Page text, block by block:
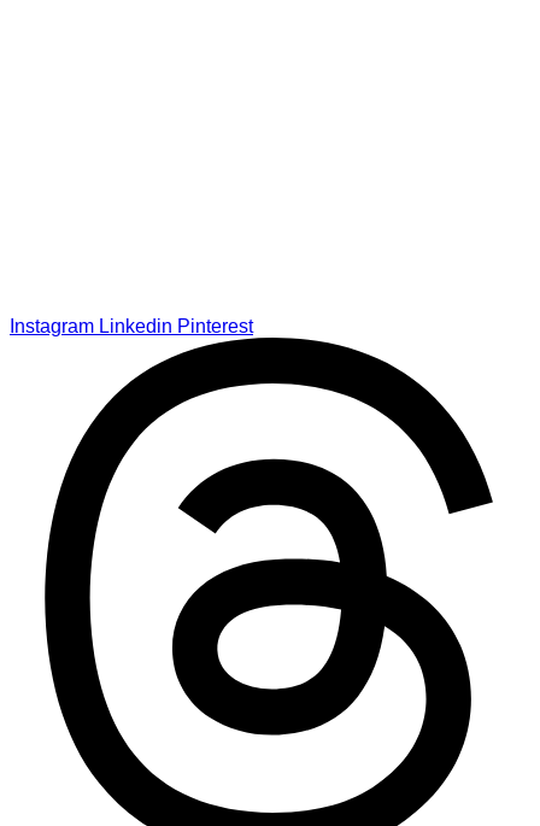
Instagram Linkedin Pinterest